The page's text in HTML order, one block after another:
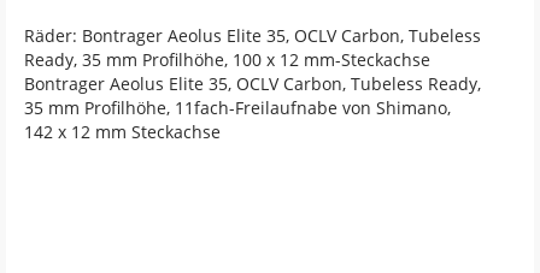
Räder: Bontrager Aeolus Elite 35, OCLV Carbon, Tubeless
Ready, 35 mm Profilhöhe, 100 x 12 mm-Steckachse
Bontrager Aeolus Elite 35, OCLV Carbon, Tubeless Ready,
35 mm Profilhöhe, 11fach-Freilaufnabe von Shimano,
142 x 12 mm Steckachse